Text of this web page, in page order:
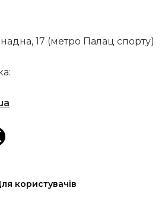
17 (метро Палац спорту)
користувачів